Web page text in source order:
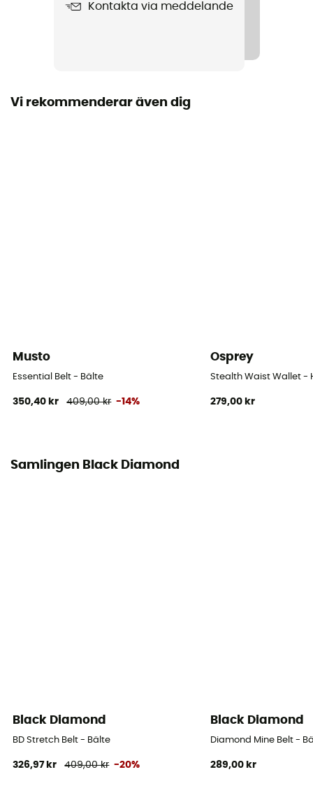
Kontakta via meddelande
Vi rekommenderar även dig
Musto
Essential Belt - Bälte
350,40 kr 409,00 kr -14%
Osprey
Stealth Waist Wallet -
279,00 kr
Samlingen Black Diamond
Black Diamond
BD Stretch Belt - Bälte
326,97 kr 409,00 kr -20%
Black Diamond
Diamond Mine Belt -
289,00 kr